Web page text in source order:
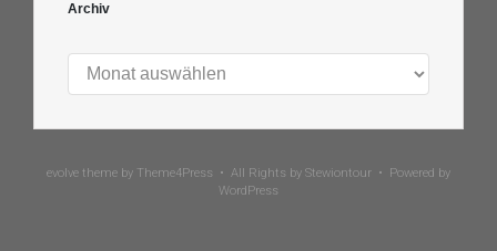
Archiv
evolve theme by Theme4Press • All Rights by Stewiontour • Powered by
WordPress